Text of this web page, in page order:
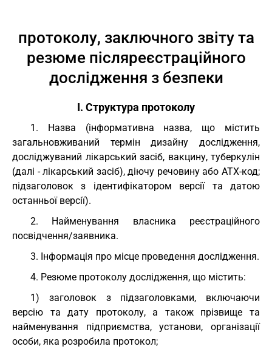
протоколу, заключного звіту та
резюме післяреєстраційного
дослідження з безпеки
I. Структура протоколу
1. Назва (інформативна назва, що містить
загальновживаний термін дизайну дослідження,
досліджуваний лікарський засіб, вакцину, туберкулін
(далі - лікарський засіб), діючу речовину або АТХ-код;
підзаголовок з ідентифікатором версії та датою
останньої версії).
2. Найменування власника реєстраційного
посвідчення/заявника.
3. Інформація про місце проведення дослідження.
4. Резюме протоколу дослідження, що містить:
1) заголовок з підзаголовками, включаючи
версію та дату протоколу, а також прізвище та
найменування підприємства, установи, організації
особи, яка розробила протокол;